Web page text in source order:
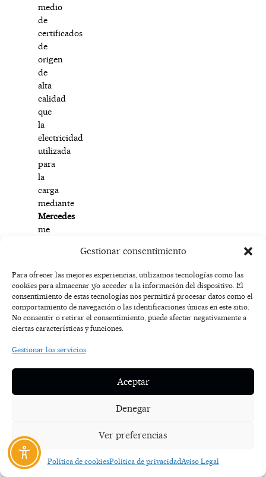
Gestionar consentimiento
Para ofrecer las mejores experiencias, utilizamos tecnologías como las
cookies para almacenar y/o acceder a la información del dispositivo. El
consentimiento de estas tecnologías nos permitirá procesar datos como el
comportamiento de navegación o las identificaciones únicas en este sitio.
No consentir o retirar el consentimiento, puede afectar negativamente a
ciertas características y funciones.
Gestionar los servicios
Aceptar
Denegar
Ver preferencias
Política de cookiesPolítica de privacidadAviso Legal
medio
de
certificados
de
origen
de
alta
calidad
que
la
electricidad
utilizada
para
la
carga
mediante
Mercedes
me
la
red
utilizando
corriente
eléctrica
clientes
pueden